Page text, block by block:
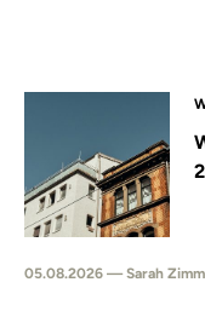
05.08.2026 — Sarah